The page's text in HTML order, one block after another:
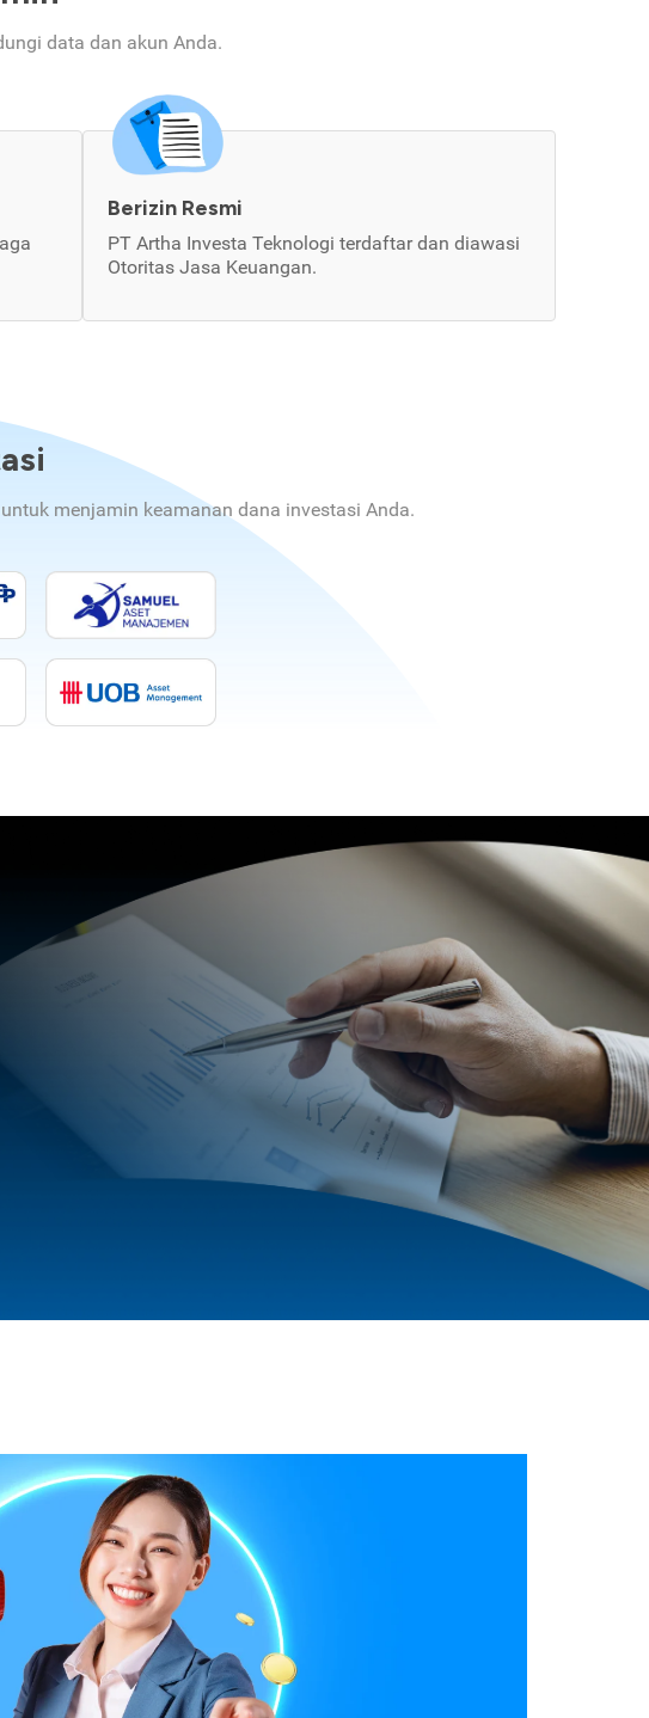
data dan akun Anda.
Berizin Resmi
PT Artha Investa Teknologi terdaftar dan diawasi
Otoritas Jasa Keuangan.
menjamin keamanan dana investasi Anda.